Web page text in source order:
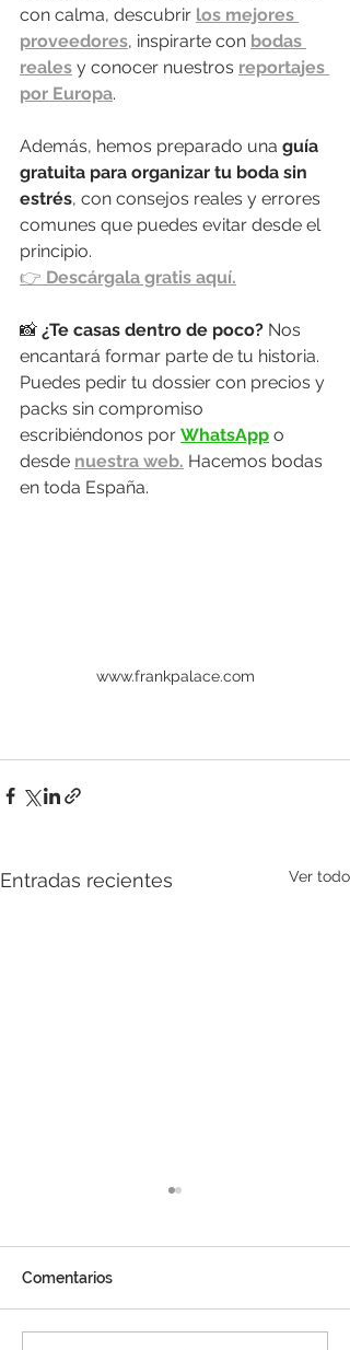
con calma, descubrir los mejores
proveedores, inspirarte con bodas
reales y conocer nuestros reportajes
por Europa.
Además, hemos preparado una guía
gratuita para organizar tu boda sin
estrés, con consejos reales y errores
comunes que puedes evitar desde el
principio.
👉 Descárgala gratis aquí.
📸 ¿Te casas dentro de poco? Nos
encantará formar parte de tu historia.
Puedes pedir tu dossier con precios y
packs sin compromiso
escribiéndonos por WhatsApp o
desde nuestra web. Hacemos bodas
en toda España.
www.frankpalace.com
Entradas recientes Ver todo
Comentarios